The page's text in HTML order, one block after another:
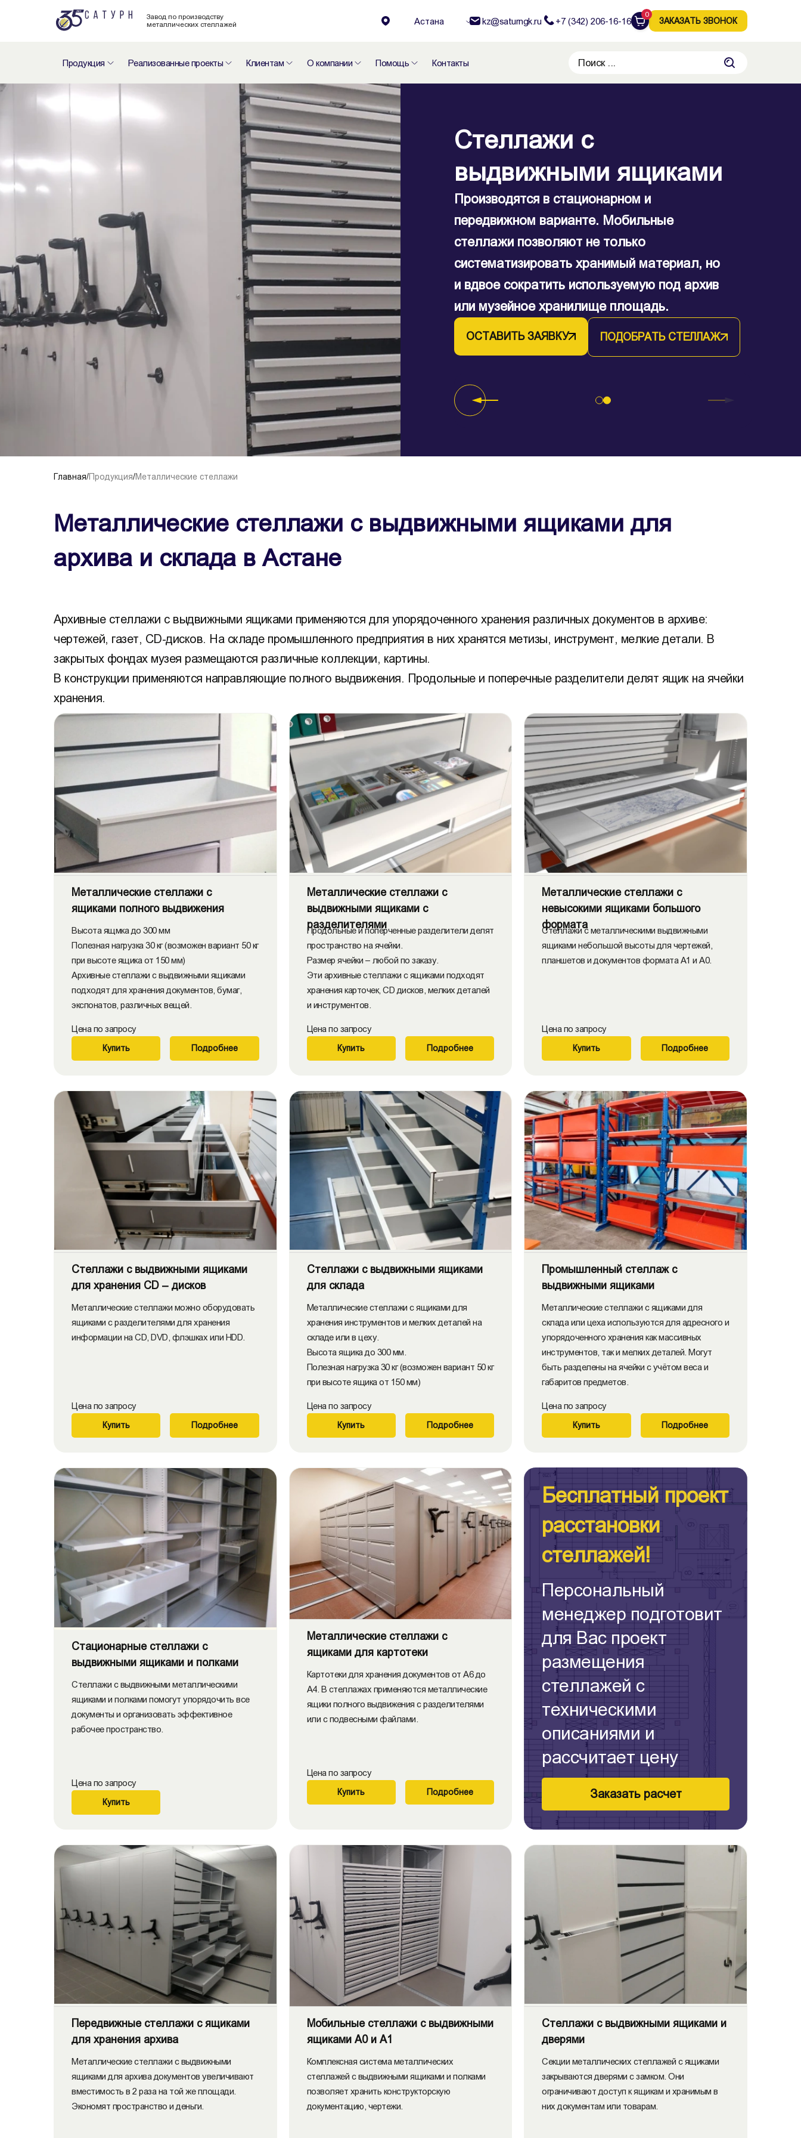
Завод по производству
металлических стеллажей
Астана kz@saturngk.ru +7 (342) 206-16-16
0
ЗАКАЗАТЬ ЗВОНОК
Продукция Реализованные проекты Клиентам О компании Помощь Контакты
Стеллажи с
выдвижными ящиками
Решают целый спектр задач: от
оборудования картотеки в офисе или
библиотеке до хранения экспонатов музея
промышленности.
Могут быть оборудованы дверями,
опечатывающими устройствами.
Стеллажи с
выдвижными ящиками
Производятся в стационарном и
передвижном варианте. Мобильные
стеллажи позволяют не только
систематизировать хранимый материал, но
и вдвое сократить используемую под архив
или музейное хранилище площадь.
ОСТАВИТЬ ЗАЯВКУ ПОДОБРАТЬ СТЕЛЛАЖ
Главная/Продукция/Металлические стеллажи
Металлические стеллажи с выдвижными ящиками для
архива и склада в Астане
Архивные стеллажи с выдвижными ящиками применяются для упорядоченного хранения различных документов в архиве:
чертежей, газет, CD-дисков. На складе промышленного предприятия в них хранятся метизы, инструмент, мелкие детали. В
закрытых фондах музея размещаются различные коллекции, картины.
В конструкции применяются направляющие полного выдвижения. Продольные и поперечные разделители делят ящик на ячейки
хранения.
Металлические стеллажи с
ящиками полного выдвижения
Высота ящмка до 300 мм
Полезная нагрузка 30 кг (возможен вариант 50 кг
при высоте ящика от 150 мм)
Архивные стеллажи с выдвижными ящиками
подходят для хранения документов, бумаг,
экспонатов, различных вещей.
Цена по запросу
Купить Подробнее
Металлические стеллажи с
выдвижными ящиками с
разделителями
Продольные и поперченные разделители делят
пространство на ячейки.
Размер ячейки – любой по заказу.
Эти архивные стеллажи с ящиками подходят
хранения карточек, CD дисков, мелких деталей
и инструментов.
Цена по запросу
Купить Подробнее
Металлические стеллажи с
невысокими ящиками большого
формата
Стеллажи с металлическими выдвижными
ящиками небольшой высоты для чертежей,
планшетов и документов формата А1 и А0.
Цена по запросу
Купить Подробнее
Стеллажи с выдвижными ящиками
для хранения СD – дисков
Металлические стеллажи можно оборудовать
ящиками с разделителями для хранения
информации на CD, DVD, флэшках или HDD.
Цена по запросу
Купить Подробнее
Стеллажи с выдвижными ящиками
для склада
Металлические стеллажи с ящиками для
хранения инструментов и мелких деталей на
складе или в цеху.
Высота ящика до 300 мм.
Полезная нагрузка 30 кг (возможен вариант 50 кг
при высоте ящика от 150 мм)
Цена по запросу
Купить Подробнее
Промышленный стеллаж с
выдвижными ящиками
Металлические стеллажи с ящиками для
склада или цеха используются для адресного и
упорядоченного хранения как массивных
инструментов, так и мелких деталей. Могут
быть разделены на ячейки с учётом веса и
габаритов предметов.
Цена по запросу
Купить Подробнее
Стационарные стеллажи с
выдвижными ящиками и полками
Стеллажи с выдвижными металлическими
ящиками и полками помогут упорядочить все
документы и организовать эффективное
рабочее пространство.
Цена по запросу
Купить
Металлические стеллажи с
ящиками для картотеки
Картотеки для хранения документов от А6 до
А4. В стеллажах применяются металлические
ящики полного выдвижения с разделителями
или с подвесными файлами.
Цена по запросу
Купить Подробнее
Бесплатный проект
расстановки
стеллажей!
Персональный
менеджер подготовит
для Вас проект
размещения
стеллажей с
техническими
описаниями и
рассчитает цену
Заказать расчет
Передвижные стеллажи с ящиками
для хранения архива
Металлические стеллажи с выдвижными
ящиками для архива документов увеличивают
вместимость в 2 раза на той же площади.
Экономят пространство и деньги.
Мобильные стеллажи с выдвижными
ящиками А0 и А1
Комплексная система металлических
стеллажей с выдвижными ящиками и полками
позволяет хранить конструкторскую
документацию, чертежи.
Стеллажи с выдвижными ящиками и
дверями
Секции металлических стеллажей с ящиками
закрываются дверями с замком. Они
ограничивают доступ к ящикам и хранимым в
них документам или товарам.